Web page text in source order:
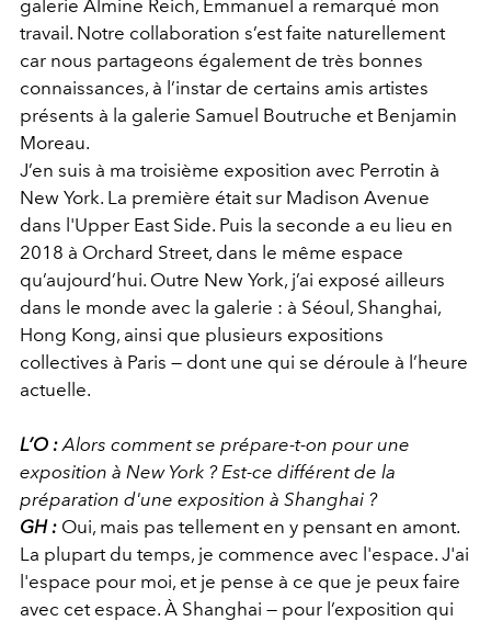
galerie Almine Reich, Emmanuel a remarqué mon
travail. Notre collaboration s’est faite naturellement
car nous partageons également de très bonnes
connaissances, à l’instar de certains amis artistes
présents à la galerie Samuel Boutruche et Benjamin
Moreau.
J’en suis à ma troisième exposition avec Perrotin à
New York. La première était sur Madison Avenue
dans l'Upper East Side. Puis la seconde a eu lieu en
2018 à Orchard Street, dans le même espace
qu’aujourd’hui. Outre New York, j’ai exposé ailleurs
dans le monde avec la galerie : à Séoul, Shanghai,
Hong Kong, ainsi que plusieurs expositions
collectives à Paris — dont une qui se déroule à l’heure
actuelle.
L’O : Alors comment se prépare-t-on pour une
exposition à New York ? Est-ce différent de la
préparation d'une exposition à Shanghai ?
GH : Oui, mais pas tellement en y pensant en amont.
La plupart du temps, je commence avec l'espace. J'ai
l'espace pour moi, et je pense à ce que je peux faire
avec cet espace. À Shanghai — pour l’exposition qui